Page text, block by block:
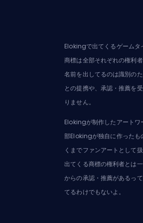
Elokingで出てくるゲームタ
商標は全部それぞれの権利
名前を出してるのは識別の
との提携や、承認・推薦を
りません。
Elokingが制作したアートワ
部Elokingが独自に作ったも
くまでファンアートとして
出てくる商標の権利者とは
からの承認・推薦があるっ
てるわけでもないよ。